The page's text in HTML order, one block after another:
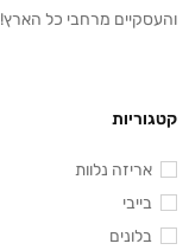
והעסקיים מרחבי כל הארץ!
קטגוריות
אריזה נלוות
בייבי
בלונים